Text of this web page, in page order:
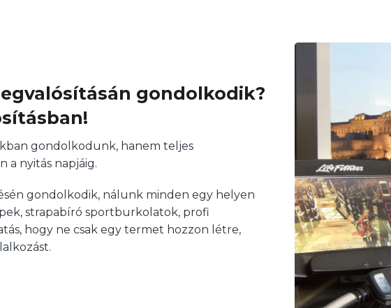
gondolkodik?
gondolkodunk, hanem teljes
a nyitás napjáig.
gondolkodik, nálunk minden egy helyen
strapabíró sportburkolatok, profi
hogy ne csak egy termet hozzon létre,